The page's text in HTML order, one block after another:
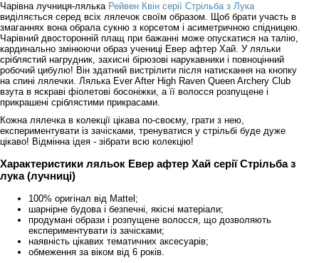
Чарівна лучниця-лялька Рейвен Квін серії Стрільба з Лука
виділяється серед всіх лялечок своїм образом. Щоб брати участь в
змаганнях вона обрала сукню з корсетом і асиметричною спідницею.
Чарівний двосторонній плащ при бажанні може опускатися на талію,
кардинально змінюючи образ учениці Евер афтер Хай. У ляльки
сріблястий нагрудник, захисні бірюзові нарукавники і повноцінний
робочий цибулю! Він здатний вистрілити після натискання на кнопку
на спині лялечки. Лялька Ever After High Raven Queen Archery Club
взута в яскраві фіолетові босоніжки, а її волосся розпущене і
прикрашені сріблястими прикрасами.
Кожна лялечка в колекції цікава по-своєму, грати з нею,
експериментувати із зачісками, тренуватися у стрільбі буде дуже
цікаво! Відмінна ідея - зібрати всю колекцію!
Характеристики ляльок Евер афтер Хай серії Стрільба з
лука (лучниці)
100% оригінал від Mattel;
шарнірне будова і безпечні, якісні матеріали;
продумані образи і розпущене волосся, що дозволяють
експериментувати із зачісками;
наявність цікавих тематичних аксесуарів;
обмеження за віком від 6 років.